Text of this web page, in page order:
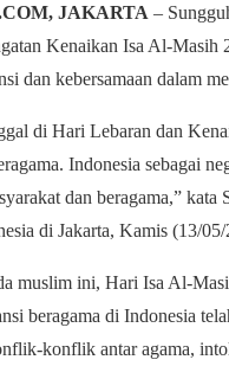
JAKARTA –
Kenaikan Isa Al-
dan kebersamaan dalam
di Hari Lebaran dan
Indonesia sebagai
dan beragama,”
di Jakarta, Kamis (13/05/
muslim ini, Hari Isa Al-
beragama di Indonesia
konflik antar agama,